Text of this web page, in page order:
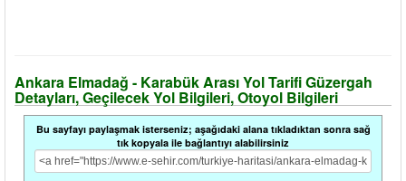
Ankara Elmadağ - Karabük Arası Yol Tarifi Güzergah
Detayları, Geçilecek Yol Bilgileri, Otoyol Bilgileri
Bu sayfayı paylaşmak isterseniz; aşağıdaki alana tıkladıktan sonra sağ
tık kopyala ile bağlantıyı alabilirsiniz